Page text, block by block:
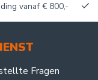
vanaf € 800,-
Fragen